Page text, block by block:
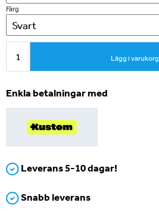
Färg
Lägg i varukorg
Enkla betalningar med
Leverans 5-10 dagar!
Snabb leverans